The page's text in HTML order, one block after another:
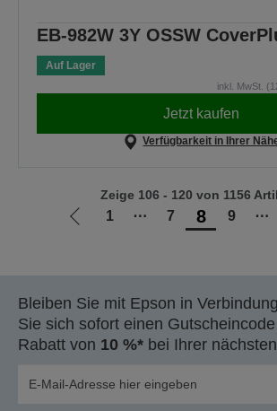
EB-982W 3Y OSSW
Auf Lager
inkl. MwSt.
Jetzt kaufen
Verfügbarkeit in Ihrer
Zur
1 ⋯ 7 8 9 ⋯
Zeige 106 - 120 von 1156
Bleiben Sie mit Epson in
Sie sich sofort einen
Rabatt von 10 %* bei Ihrer